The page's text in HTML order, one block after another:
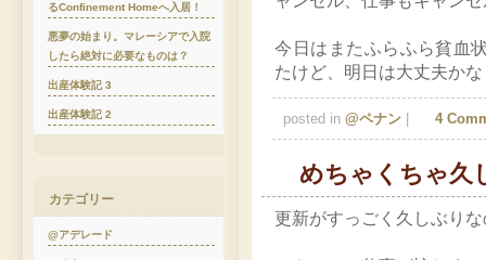
今日はまたふらふら貧血
たけど、明日は大丈夫か
posted in @ペナン| 4
めちゃくちゃ久
更新がすっごく久しぶり
るConfinement Homeへ入居！
悪夢の始まり。マレーシアで入院
したら絶対に必要なものは？
出産体験記 3
出産体験記 2
カテゴリー
@アデレード